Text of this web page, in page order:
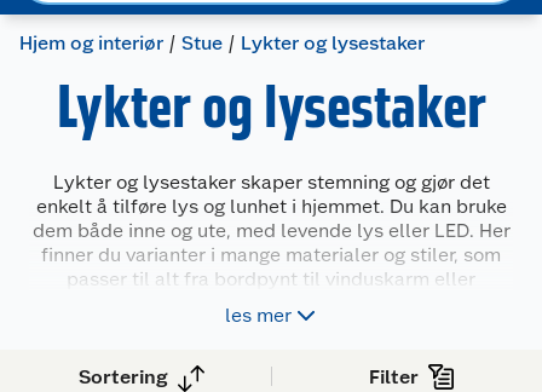
Hjem og interiør Stue Lykter og lysestaker
Lykter og lysestaker
Lykter og lysestaker skaper stemning og gjør det
enkelt å tilføre lys og lunhet i hjemmet. Du kan bruke
dem både inne og ute, med levende lys eller LED. Her
finner du varianter i mange materialer og stiler, som
passer til alt fra bordpynt til vinduskarm eller
uteplass. Velg mellom store og små modeller, med
eller uten hank, til både telys, kubbelys og kronelys.
les mer
Sortering Filter